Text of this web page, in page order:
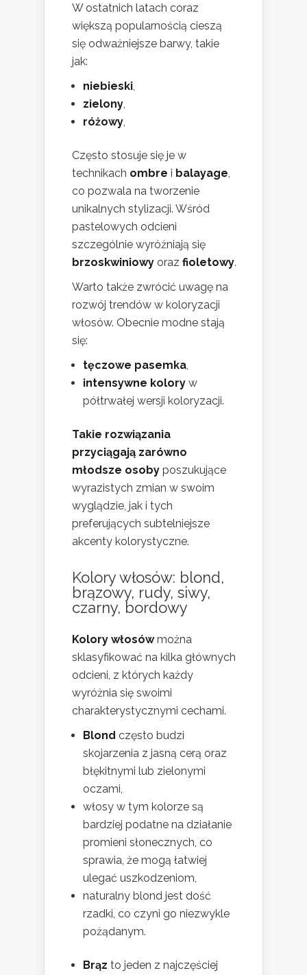
W ostatnich latach coraz
większą popularnością cieszą
się odważniejsze barwy, takie
jak:
niebieski
zielony
różowy
Często stosuje się je w
technikach ombre i balayage
co pozwala na tworzenie
unikalnych stylizacji. Wśród
pastelowych odcieni
szczególnie wyróżniają się
brzoskwiniowy oraz fioletowy.
Warto także zwrócić uwagę na
rozwój trendów w koloryzacji
włosów. Obecnie modne stają
się:
tęczowe pasemka
intensywne kolory w
półtrwałej wersji koloryzacji.
Takie rozwiązania
przyciągają zarówno
młodsze osoby poszukujące
wyrazistych zmian w swoim
wyglądzie, jak i tych
preferujących subtelniejsze
akcenty kolorystyczne.
Kolory włosów: blond,
brązowy, rudy, siwy,
czarny, bordowy
Kolory włosówmożna
sklasyfikować na kilka głównych
odcieni, z których każdy
wyróżnia się swoimi
charakterystycznymi cechami.
Blond często budzi
skojarzenia z jasną cerą oraz
błękitnymi lub zielonymi
oczami,
włosy w tym kolorze są
bardziej podatne na działanie
promieni słonecznych, co
sprawia, że mogą łatwiej
ulegać uszkodzeniom,
naturalny blond jest dość
rzadki, co czyni go niezwykle
pożądanym.
Brąz to jeden z najczęściej